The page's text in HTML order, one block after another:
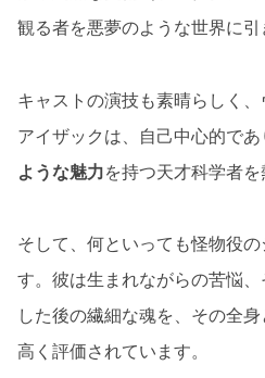
観る者を悪夢のような世界に引
キャストの演技も素晴らしく
アイザックは、自己中心的であ
ような魅力を持つ天才科学者を
そして、何といっても怪物役
す。彼は生まれながらの苦悩
した後の繊細な魂を、その全
高く評価されています。